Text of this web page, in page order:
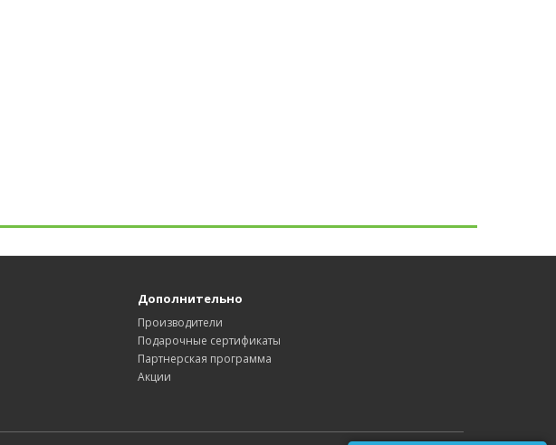
Дополнительно
Производители
Подарочные сертификаты
Партнерская программа
Акции